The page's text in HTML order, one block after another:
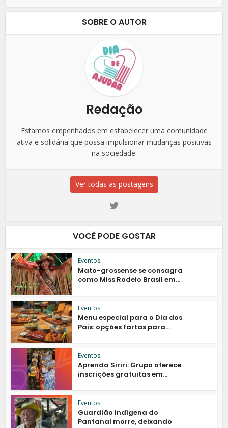
SOBRE O AUTOR
Redação
Estamos empenhados em estabelecer uma comunidade
ativa e solidária que possa impulsionar mudanças positivas
na sociedade.
Ver todas as postagens
VOCÊ PODE GOSTAR
Eventos
Mato-grossense se consagra
como Miss Rodeio Brasil em...
Eventos
Menu especial para o Dia dos
Pais: opções fartas para...
Eventos
Aprenda Siriri: Grupo oferece
inscrições gratuitas em...
Eventos
Guardião indígena do
Pantanal morre, deixando